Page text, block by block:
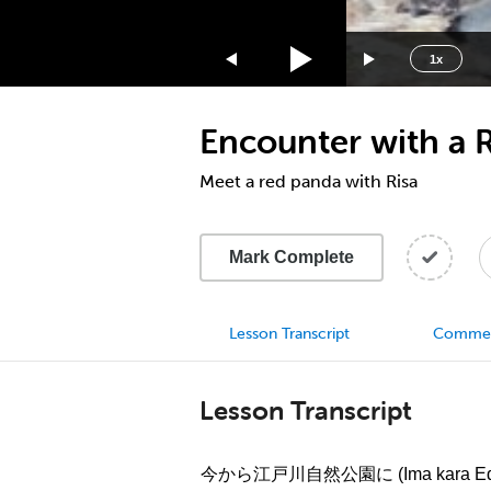
1x
1.75x
1.5x
1.25x
0.75x
0.5x
Encounter with a
Meet a red panda with Risa
Mark Complete
Lesson Transcript
Lesson Transcript
今から江戸川自然公園に (Ima kara